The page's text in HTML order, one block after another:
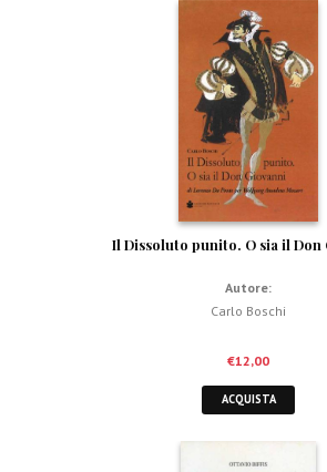
Il Dissoluto punito. O sia il Don
Autore:
Carlo Boschi
€12,00
ACQUISTA